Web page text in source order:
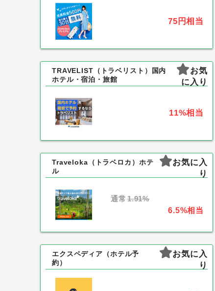
75円相当
TRAVELIST（トラベリスト）国内
ホテル・宿泊・旅館
お気
に入り
11%相当
Traveloka（トラベロカ）ホテ
ル
お気に入
り
通常 1.91%
6.5%相当
エクスペディア（ホテル予
約）
お気に入
り